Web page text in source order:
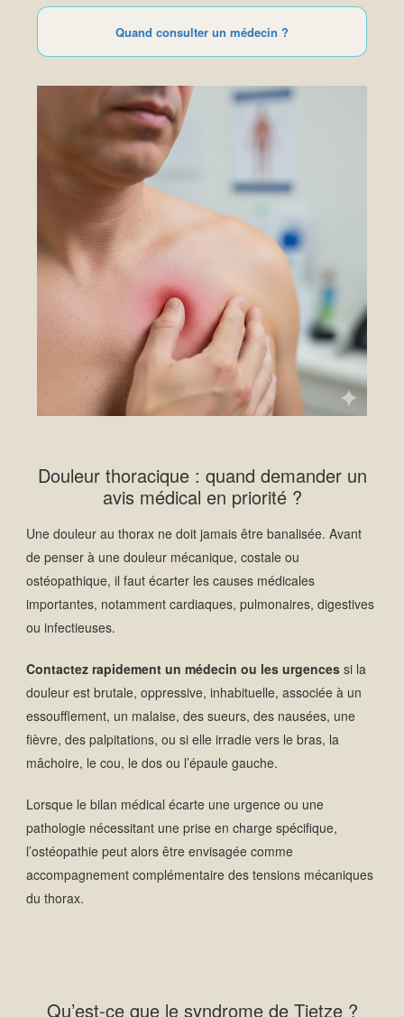
Quand consulter un médecin ?
Douleur thoracique : quand demander un
avis médical en priorité ?
Une douleur au thorax ne doit jamais être banalisée. Avant
de penser à une douleur mécanique, costale ou
ostéopathique, il faut écarter les causes médicales
importantes, notamment cardiaques, pulmonaires, digestives
ou infectieuses.
Contactez rapidement un médecin ou les urgences si la
douleur est brutale, oppressive, inhabituelle, associée à un
essoufflement, un malaise, des sueurs, des nausées, une
fièvre, des palpitations, ou si elle irradie vers le bras, la
mâchoire, le cou, le dos ou l’épaule gauche.
Lorsque le bilan médical écarte une urgence ou une
pathologie nécessitant une prise en charge spécifique,
l’ostéopathie peut alors être envisagée comme
accompagnement complémentaire des tensions mécaniques
du thorax.
Qu’est-ce que le syndrome de Tietze ?